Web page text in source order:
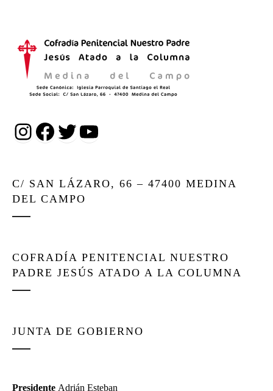
Instagram
Facebook
Twitter
YouTube
C/ SAN LÁZARO, 66 – 47400 MEDINA
DEL CAMPO
COFRADÍA PENITENCIAL NUESTRO
PADRE JESÚS ATADO A LA COLUMNA
JUNTA DE GOBIERNO
Presidente Adrián Esteban